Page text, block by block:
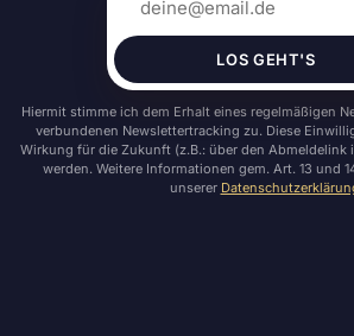
LOS GEHT'S
Hiermit stimme ich dem Erhalt eines regelmäßigen
verbundenen Newslettertracking zu. Diese
Wirkung für die Zukunft (z.B.: über den Abmeldelink
werden. Weitere Informationen gem. Art. 13 und
unserer